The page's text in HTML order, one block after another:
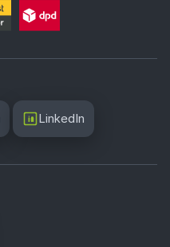
LinkedIn